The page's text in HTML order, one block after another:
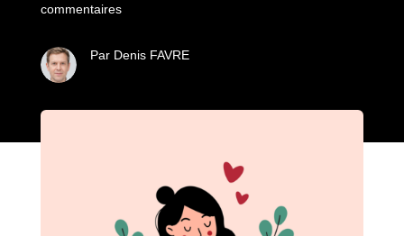
commentaires
Par Denis FAVRE